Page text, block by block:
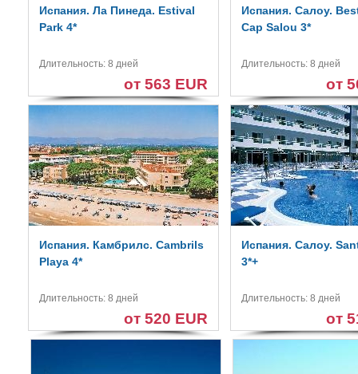
Испания. Ла Пинеда. Estival
Park 4*
Длительность: 8 дней
от 563 EUR
Испания. Салоу.
Cap Salou 3*
Длительность: 8 дней
от
Испания. Камбрилс. Cambrils
Playa 4*
Длительность: 8 дней
от 520 EUR
Испания. Салоу.
3*+
Длительность: 8 дней
от